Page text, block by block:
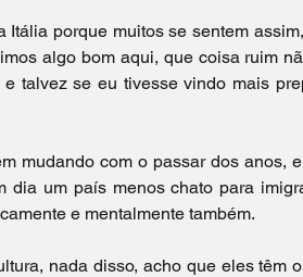
porque muitos se sentem
algo bom aqui, que coisa ruim
talvez se eu tivesse vindo mais
mudando com o passar dos anos,
um país menos chato para
e mentalmente também.
nada disso, acho que eles têm